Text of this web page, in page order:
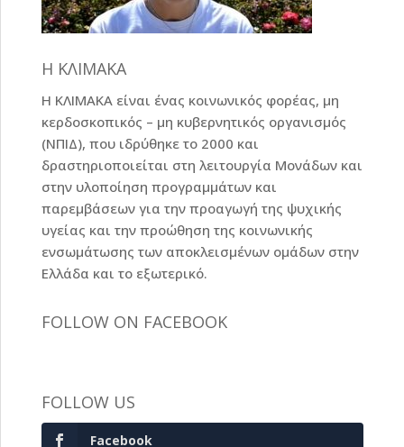
Η ΚΛΙΜΑΚΑ
Η ΚΛΙΜΑΚΑ είναι ένας κοινωνικός φορέας, μη
κερδοσκοπικός – μη κυβερνητικός οργανισμός
(ΝΠΙΔ), που ιδρύθηκε το 2000 και
δραστηριοποιείται στη λειτουργία Μονάδων και
στην υλοποίηση προγραμμάτων και
παρεμβάσεων για την προαγωγή της ψυχικής
υγείας και την προώθηση της κοινωνικής
ενσωμάτωσης των αποκλεισμένων ομάδων στην
Ελλάδα και το εξωτερικό.
FOLLOW ON FACEBOOK
FOLLOW US
Facebook